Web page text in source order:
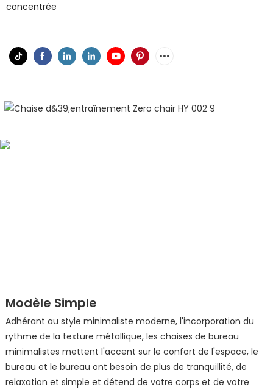
concentrée
Modèle Simple
Adhérant au style minimaliste moderne, l'incorporation du
rythme de la texture métallique, les chaises de bureau
minimalistes mettent l'accent sur le confort de l'espace, le
bureau et le bureau ont besoin de plus de tranquillité, de
relaxation et simple et détend de votre corps et de votre